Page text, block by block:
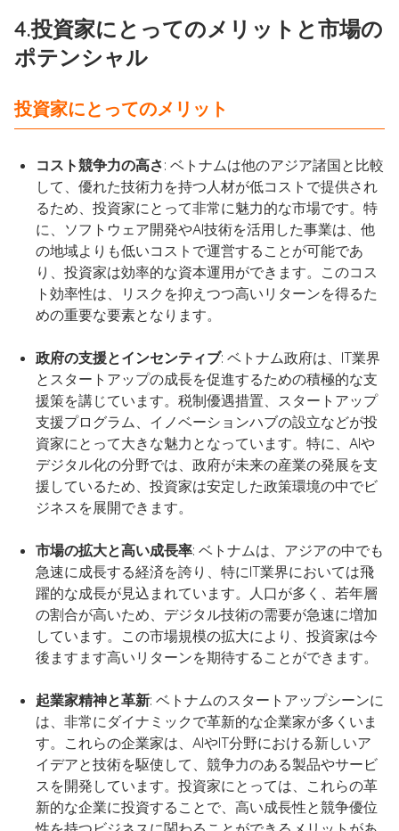
4.投資家にとってのメリットと市場の
ポテンシャル
投資家にとってのメリット
コスト競争力の高さ: ベトナムは他のアジア諸国と比較
して、優れた技術力を持つ人材が低コストで提供され
るため、投資家にとって非常に魅力的な市場です。特
に、ソフトウェア開発やAI技術を活用した事業は、他
の地域よりも低いコストで運営することが可能であ
り、投資家は効率的な資本運用ができます。このコス
ト効率性は、リスクを抑えつつ高いリターンを得るた
めの重要な要素となります。
政府の支援とインセンティブ: ベトナム政府は、IT業界
とスタートアップの成長を促進するための積極的な支
援策を講じています。税制優遇措置、スタートアップ
支援プログラム、イノベーションハブの設立などが投
資家にとって大きな魅力となっています。特に、AIや
デジタル化の分野では、政府が未来の産業の発展を支
援しているため、投資家は安定した政策環境の中でビ
ジネスを展開できます。
市場の拡大と高い成長率: ベトナムは、アジアの中でも
急速に成長する経済を誇り、特にIT業界においては飛
躍的な成長が見込まれています。人口が多く、若年層
の割合が高いため、デジタル技術の需要が急速に増加
しています。この市場規模の拡大により、投資家は今
後ますます高いリターンを期待することができます。
起業家精神と革新: ベトナムのスタートアップシーンに
は、非常にダイナミックで革新的な企業家が多くいま
す。これらの企業家は、AIやIT分野における新しいア
イデアと技術を駆使して、競争力のある製品やサービ
スを開発しています。投資家にとっては、これらの革
新的な企業に投資することで、高い成長性と競争優位